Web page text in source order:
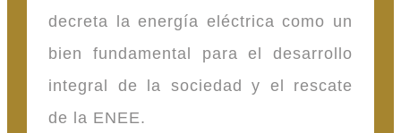
decreta la energía eléctrica como un
bien fundamental para el desarrollo
integral de la sociedad y el rescate
de la ENEE.